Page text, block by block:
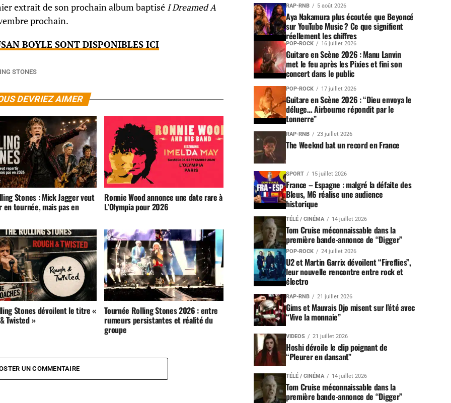
extrait de son prochain album baptisé I Dreamed A
prochain.
BOYLE SONT DISPONIBLES ICI
STONES
DEVRIEZ AIMER
Stones : Mick Jagger veut
tournée, mais pas en
Ronnie Wood annonce une date rare à
L’Olympia pour 2026
Stones dévoilent le titre «
Twisted »
Tournée Rolling Stones 2026 : entre
rumeurs persistantes et réalité du
groupe
UN COMMENTAIRE
RAP-RNB 5 août 2026
Aya Nakamura plus écoutée que Beyoncé
sur YouTube Music ? Ce que signifient
réellement les chiffres
POP-ROCK 16 juillet 2026
Guitare en Scène 2026 : Manu Lanvin
met le feu après les Pixies et fini son
concert dans le public
POP-ROCK 17 juillet 2026
Guitare en Scène 2026 : “Dieu envoya le
déluge… Airbourne répondit par le
tonnerre”
RAP-RNB 23 juillet 2026
The Weeknd bat un record en France
SPORT 15 juillet 2026
France – Espagne : malgré la défaite des
Bleus, M6 réalise une audience
historique
TÉLÉ / CINÉMA 14 juillet 2026
Tom Cruise méconnaissable dans la
première bande-annonce de “Digger”
POP-ROCK 24 juillet 2026
U2 et Martin Garrix dévoilent “Fireflies”,
leur nouvelle rencontre entre rock et
électro
RAP-RNB 21 juillet 2026
Gims et Mauvais Djo misent sur l’été avec
“Vive la monnaie”
VIDEOS 21 juillet 2026
Hoshi dévoile le clip poignant de
“Pleurer en dansant”
TÉLÉ / CINÉMA 14 juillet 2026
Tom Cruise méconnaissable dans la
première bande-annonce de “Digger”